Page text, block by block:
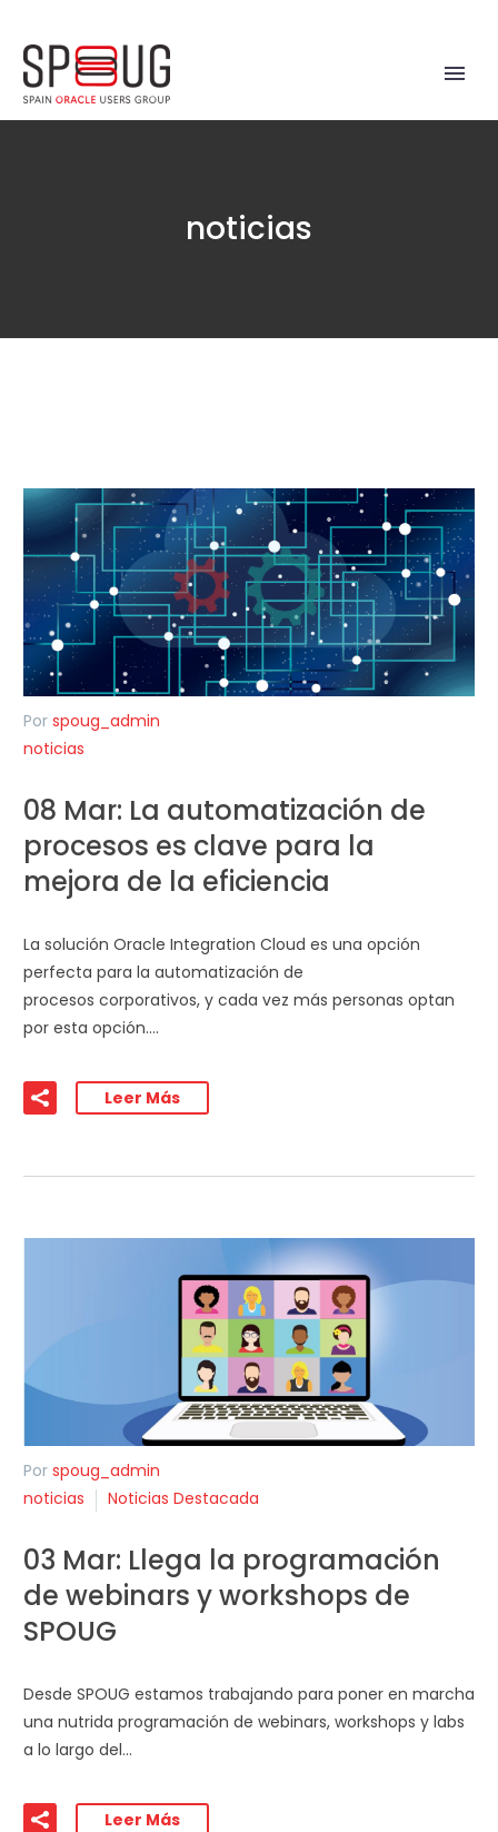
noticias
Por spoug_admin
noticias
08 Mar: La automatización de
procesos es clave para la
mejora de la eficiencia
La solución Oracle Integration Cloud es una opción
perfecta para la automatización de
procesos corporativos, y cada vez más personas optan
por esta opción….
Leer Más
Por spoug_admin
noticias
Noticias Destacada
03 Mar: Llega la programación
de webinars y workshops de
SPOUG
Desde SPOUG estamos trabajando para poner en marcha
una nutrida programación de webinars, workshops y labs
a lo largo del…
Leer Más